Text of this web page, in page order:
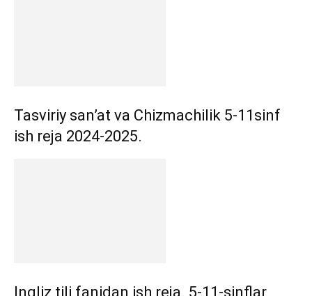
Tasviriy san’at va Chizmachilik 5-11sinf
ish reja 2024-2025.
Ingliz tili fanidan ish reja. 5-11-sinflar